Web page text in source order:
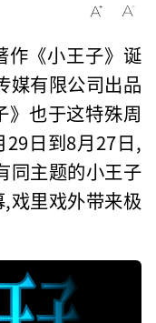
作《小王子》诞
媒有限公司出品
》也于这特殊周
日到8月27日,
同主题的小王子
戏里戏外带来极